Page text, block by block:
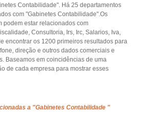
Contabilidade". Há 25 departamentos
com "Gabinetes Contabilidade".Os
podem estar relacionados com
Consultoria, Irs, Irc, Salarios, Iva,
encontrar os 1200 primeiros resultados para
direção e outros dados comerciais e
Baseamos em coincidências de uma
de cada empresa para mostrar esses
a "Gabinetes Contabilidade "